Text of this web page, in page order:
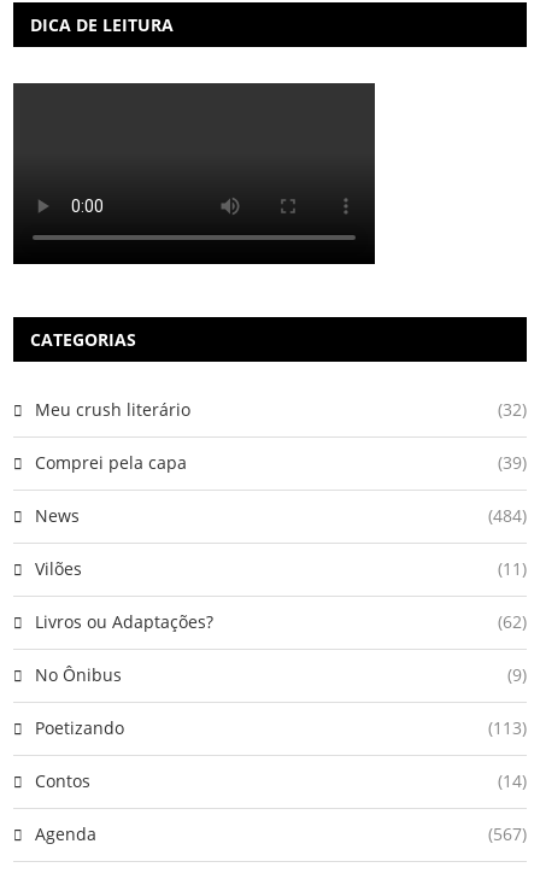
DICA DE LEITURA
CATEGORIAS
Meu crush literário (32)
Comprei pela capa (39)
News (484)
Vilões (11)
Livros ou Adaptações? (62)
No Ônibus (9)
Poetizando (113)
Contos (14)
Agenda (567)